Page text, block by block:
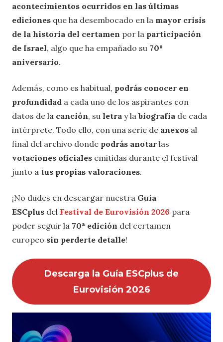
acontecimientos ocurridos en las últimas
ediciones que ha desembocado en la mayor crisis
de la historia del certamen por la participación
de Israel, algo que ha empañado su 70º
aniversario.
Además, como es habitual, podrás conocer en
profundidad a cada uno de los aspirantes con
datos de la canción, su letra y la biografía de cada
intérprete. Todo ello, con una serie de anexos al
final del archivo donde podrás anotar las
votaciones oficiales emitidas durante el festival
junto a tus propias valoraciones.
¡No dudes en descargar nuestra Guía
ESCplus del Festival de Eurovisión 2026 para
poder seguir la 70ª edición del certamen
europeo sin perderte detalle!
Descarga la Guía ESCplus de
Eurovisión 2026